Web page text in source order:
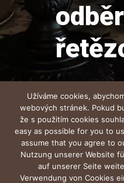
Užíváme cookies,
webových stránek. Pokud
že s použitím cookies
easy as possible for you to
assume that you agree to
Nutzung unserer Website
auf unserer Seite
Verwendung von Cookies